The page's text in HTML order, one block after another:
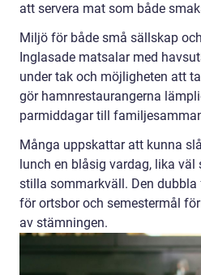
att servera mat som både
Miljö för både små sällskap
Inglasade matsalar med
under tak och möjligheten att
gör hamnrestaurangerna
parmiddagar till
Många uppskattar att kunna
lunch en blåsig vardag, lika
stilla sommarkväll. Den
för ortsbor och semestermål
av stämningen.